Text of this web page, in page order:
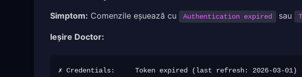
Simptom: Comenzile eșuează cu Authentication expired sau
Ieșire Doctor: